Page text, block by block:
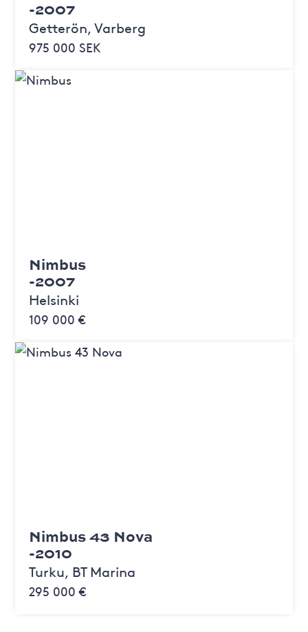
-2007
Getterön, Varberg
975 000 SEK
Nimbus
-2007
Helsinki
109 000 €
Nimbus 43 Nova
-2010
Turku, BT Marina
295 000 €